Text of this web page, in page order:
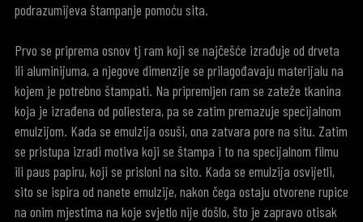
podrazumijeva štampanje pomoću sita.
Prvo se priprema osnov tj ram koji se najčešće izrađuje od drveta
ili aluminijuma, a njegove dimenzije se prilagođavaju materijalu na
kojem je potrebno štampati. Na pripremljen ram se zateže tkanina
koja je izrađena od poliestera, pa se zatim premazuje specijalnom
emulzijom. Kada se emulzija osuši, ona zatvara pore na situ. Zatim
se pristupa izradi motiva koji se štampa i to na specijalnom filmu
ili paus papiru, koji se prisloni na sito. Kada se emulzija osvijetli,
sito se ispira od nanete emulzije, nakon čega ostaju otvorene rupice
na onim mjestima na koje svjetlo nije došlo, što je zapravo otisak